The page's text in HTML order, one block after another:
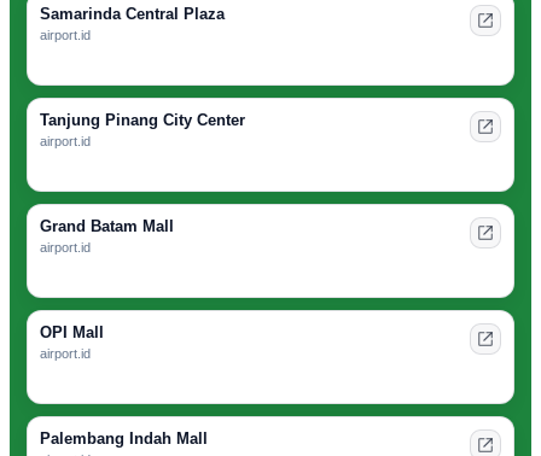
Samarinda Central Plaza
airport.id
Tanjung Pinang City Center
airport.id
Grand Batam Mall
airport.id
OPI Mall
airport.id
Palembang Indah Mall